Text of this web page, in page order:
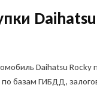
Daihatsu
Daihatsu Rocky
базам ГИБДД,